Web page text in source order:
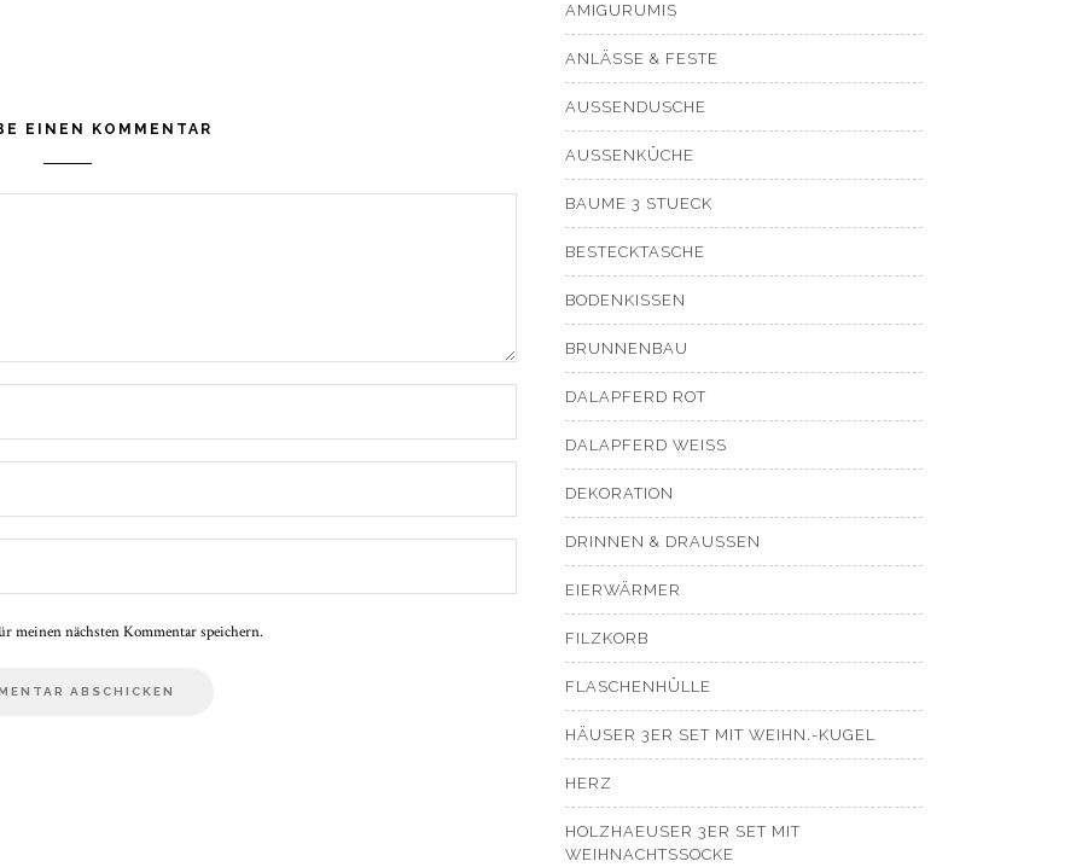
EINEN KOMMENTAR
meinen nächsten Kommentar speichern.
AMIGURUMIS
ANLÄSSE & FESTE
AUSSENDUSCHE
AUSSENKÜCHE
BAUME 3 STUECK
BESTECKTASCHE
BODENKISSEN
BRUNNENBAU
DALAPFERD ROT
DALAPFERD WEISS
DEKORATION
DRINNEN & DRAUSSEN
EIERWÄRMER
FILZKORB
FLASCHENHÜLLE
HÄUSER 3ER SET MIT WEIHN.-KUGEL
HERZ
HOLZHAEUSER 3ER SET MIT
WEIHNACHTSSOCKE